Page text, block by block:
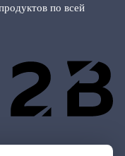
по всей